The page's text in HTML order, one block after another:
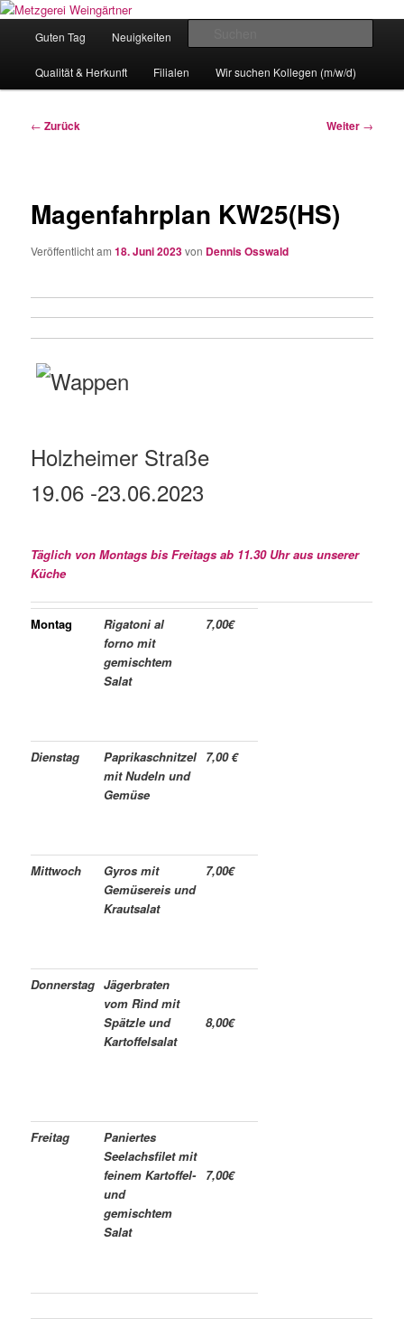
Zum
wechseln
Metzgerei Weingärtner
Eislingens leckere Adresse
Guten Tag Neuigkeiten
Qualität & Herkunft Filialen Wir suchen Kollegen (m/w/d)
Beitragsnavigation
← Zurück Weiter →
Magenfahrplan KW25(HS)
Veröffentlicht am18. Juni 2023von Dennis Osswald
Holzheimer Straße
19.06 -23.06.2023
Täglich von Montags bis Freitags ab 11.30 Uhr aus unserer
Küche
Montag
Rigatoni al
forno mit
gemischtem
Salat
7,00€
Dienstag
Paprikaschnitzel
mit Nudeln und
Gemüse
7,00 €
Mittwoch
Gyros mit
Gemüsereis und
Krautsalat
7,00€
Donnerstag Jägerbraten
vom Rind mit
Spätzle und
Kartoffelsalat
8,00€
Freitag
Paniertes
Seelachsfilet mit
feinem Kartoffel-
und
gemischtem
Salat
7,00€